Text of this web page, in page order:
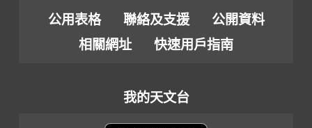
公用表格 聯絡及支援
公開資料
相關網址
快速用戶指南
我的天文台